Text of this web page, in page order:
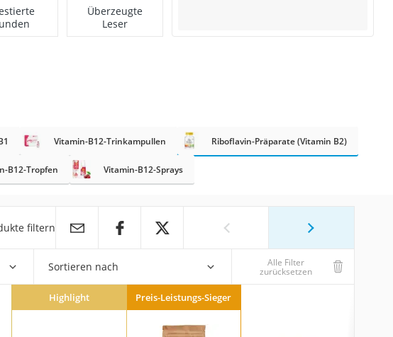
Überzeugte
Leser
Vitamin-B12-Trinkampullen Riboflavin-Präparate (Vitamin B2)
B12-Tropfen Vitamin-B12-Sprays
filtern
Sortieren nach Alle Filter
zurücksetzen
Highlight Preis-Leistungs-Sieger